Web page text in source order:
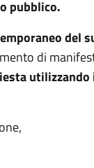
pubblico.
del
di
utilizzando